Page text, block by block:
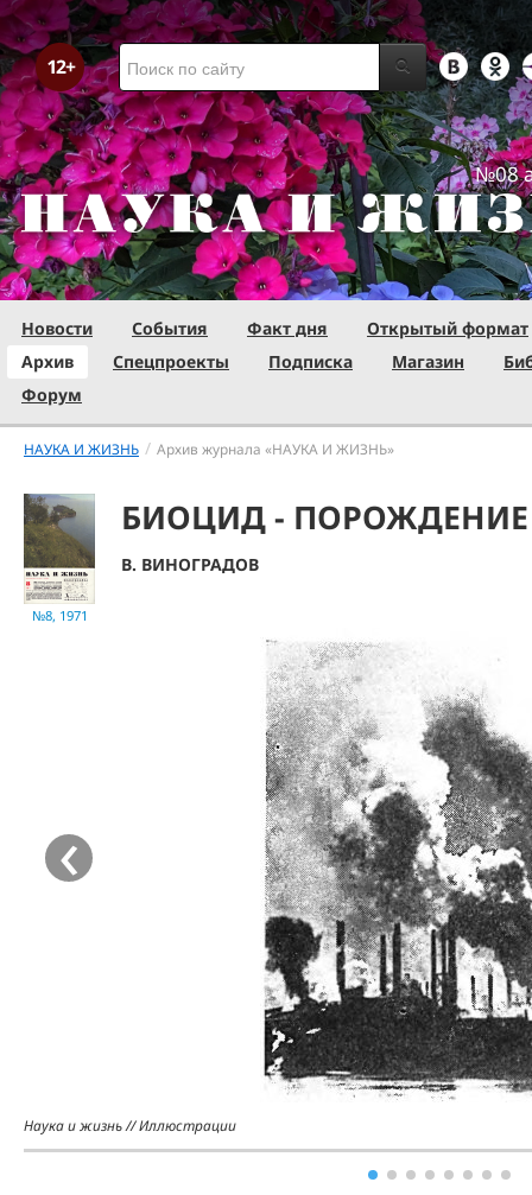
№08
Новости События Факт дня
Открытый формат
Архив
Спецпроекты Подписка Магазин
Форум
НАУКА И ЖИЗНЬ / Архив журнала «НАУКА И ЖИЗНЬ»
№8, 1971
БИОЦИД -
В. ВИНОГРАДОВ
Наука и жизнь // Иллюстрации
‹